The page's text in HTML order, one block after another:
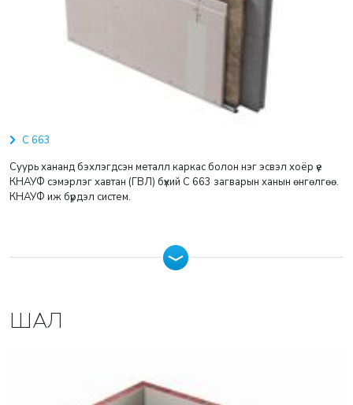
С 663
Суурь хананд бэхлэгдсэн металл каркас болон нэг эсвэл хоёр үе
КНАУФ сэмэрлэг хавтан (ГВЛ) бүхий С 663 загварын ханын өнгөлгөө.
КНАУФ иж бүрдэл систем.
ШАЛ